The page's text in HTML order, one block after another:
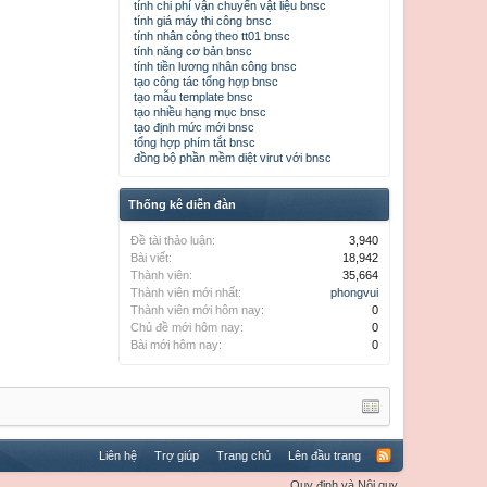
tính chi phí vận chuyển vật liệu bnsc
tính giá máy thi công bnsc
tính nhân công theo tt01 bnsc
tính năng cơ bản bnsc
tính tiền lương nhân công bnsc
tạo công tác tổng hợp bnsc
tạo mẫu template bnsc
tạo nhiều hạng mục bnsc
tạo định mức mới bnsc
tổng hợp phím tắt bnsc
đồng bộ phần mềm diệt virut với bnsc
Thống kê diễn đàn
Đề tài thảo luận:
3,940
Bài viết:
18,942
Thành viên:
35,664
Thành viên mới nhất:
phongvui
Thành viên mới hôm nay:
0
Chủ đề mới hôm nay:
0
Bài mới hôm nay:
0
Liên hệ Trợ giúp Trang chủ Lên đầu trang